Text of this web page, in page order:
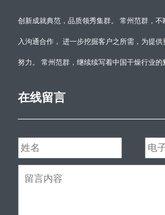
创新成就典范，品质领秀集群。 常州范群，
入沟通合作， 进一步挖掘客户之所需，为提
努力。 常州范群，继续续写着中国干燥行业的
在线留言